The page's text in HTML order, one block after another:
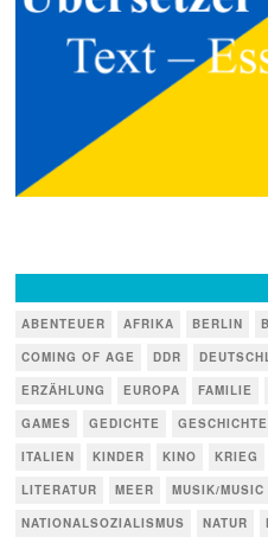
ABENTEUER AFRIKA BERLIN
COMING OF AGE
DDR
ERZÄHLUNG
EUROPA FAMILIE
GAMES
GEDICHTE GESCHICHTE
ITALIEN
KINDER KINO KRIEG
LITERATUR
MEER MUSIK/MUSIC
NATIONALSOZIALISMUS
NATUR